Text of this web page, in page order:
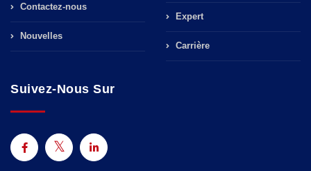
Contactez-nous
Nouvelles
Expert
Carrière
Suivez-Nous Sur